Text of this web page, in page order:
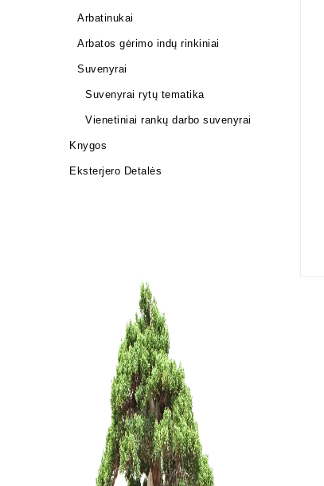
Arbatinukai
Arbatos gėrimo indų rinkiniai
Suvenyrai
Suvenyrai rytų tematika
Vienetiniai rankų darbo suvenyrai
Knygos
Eksterjero Detalės